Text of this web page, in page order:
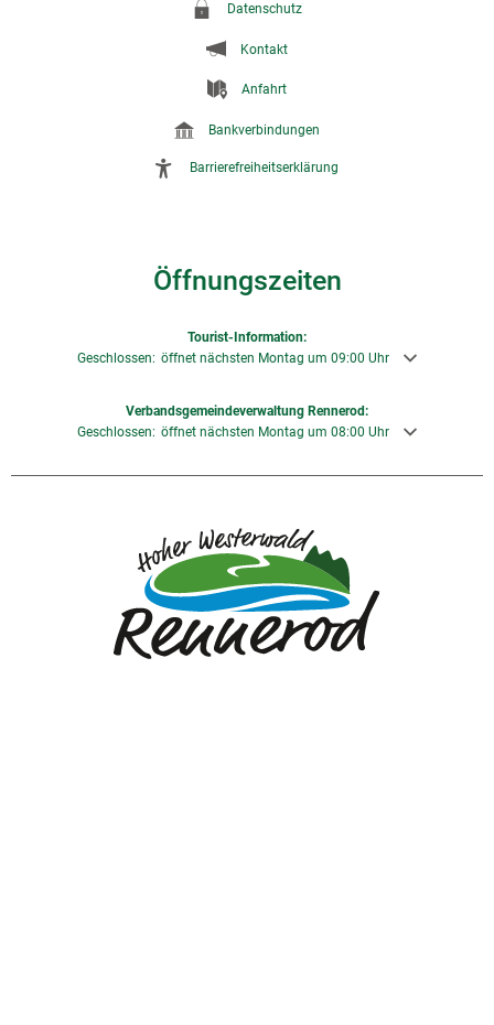
Datenschutz
Kontakt
Anfahrt
Bankverbindungen
Barrierefreiheitserklärung
Öffnungszeiten
Tourist-Information:
Klicken, um weitere Öffnungs- oder Schließzeiten auszublenden
Geschlossen: öffnet nächsten Montag um 09:00 Uhr
Verbandsgemeindeverwaltung Rennerod:
Klicken, um weitere Öffnungs- oder Schließzeiten auszublenden
Geschlossen: öffnet nächsten Montag um 08:00 Uhr